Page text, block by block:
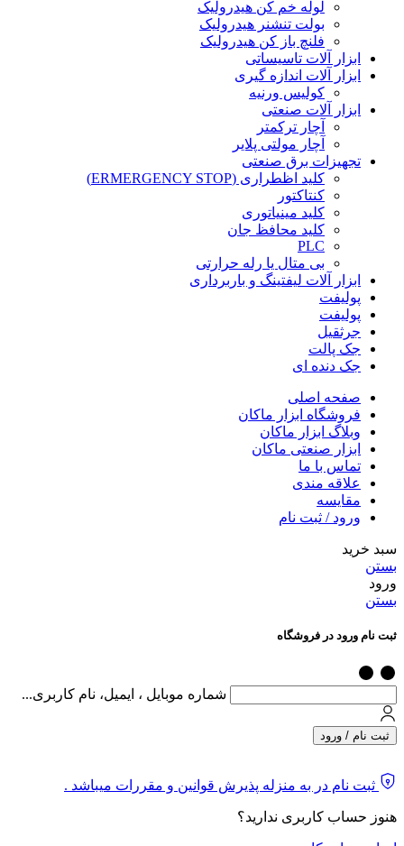
لوله خم کن هیدرولیک
بولت تنشنر هیدرولیک
فلنچ باز کن هیدرولیک
ابزار آلات تاسیساتی
ابزار آلات اندازه گیری
کولیس ورنیه
ابزار آلات صنعتی
آچار ترکمتر
آچار مولتی پلایر
تجهیزات برق صنعتی
کلید اظطراری (ERMERGENCY STOP)
کنتاکتور
کلید مینیاتوری
کلید محافظ جان
PLC
بی متال یا رله حرارتی
ابزار آلات لیفتینگ و باربرداری
پولیفت
پولیفت
جرثقیل
جک پالت
جک دنده ای
صفحه اصلی
فروشگاه ابزار ماکان
وبلاگ ابزار ماکان
ابزار صنعتی ماکان
تماس با ما
علاقه مندی
مقایسه
ورود / ثبت نام
سبد خرید
بستن
ورود
بستن
ثبت نام ورود در فروشگاه
شماره موبایل ، ایمیل، نام کاربری...
ثبت نام / ورود
ثبت نام در به منزله پذیرش قوانین و مقررات میباشد .
هنوز حساب کاربری ندارید؟